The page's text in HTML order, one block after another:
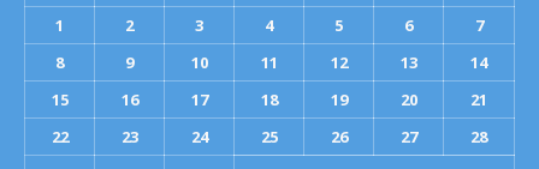
1
2 3 4 5 6
7
8
9 10 11 12 13
14
15
16 17 18 19 20
21
22
23 24 25 26 27
28